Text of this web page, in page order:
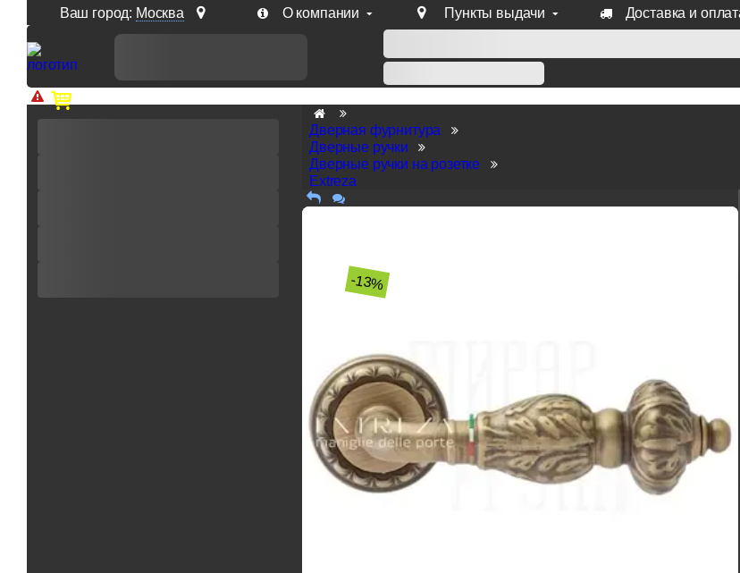
Ваш город: Москва О компании Пункты выдачи Доставка и
Доп. скидка от цен на сайте 7% при заказе от 50 тыс. руб продукции Venezia, Fratelli, Tupai, Extreza,
Дверная фурнитура
Дверные ручки
Дверные ручки на розетке
Extreza
-13%